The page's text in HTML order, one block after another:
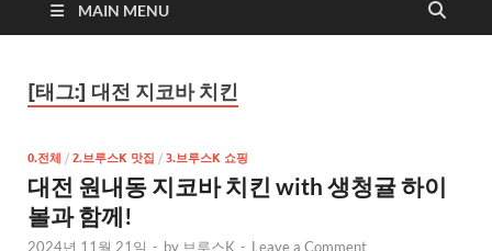
MAIN MENU
[태그:] 대전 지코바 치킨
0.전체 / 2.브루스K 맛집 / 3.브루스K 쇼핑
대전 원내동 지코바 치킨 with 생청귤 하이
볼과 함께!
2024년 11월 21일 - by 브루스K - Leave a Comment